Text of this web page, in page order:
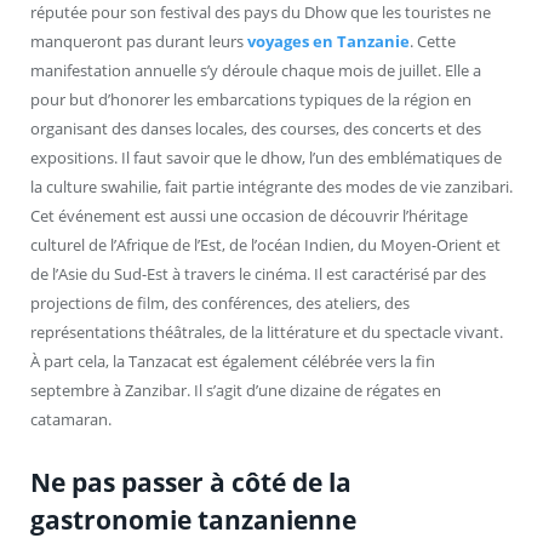
réputée pour son festival des pays du Dhow que les touristes ne
manqueront pas durant leursvoyages en Tanzanie. Cette
manifestation annuelle s’y déroule chaque mois de juillet. Elle a
pour but d’honorer les embarcations typiques de la région en
organisant des danses locales, des courses, des concerts et des
expositions. Il faut savoir que le dhow, l’un des emblématiques de
la culture swahilie, fait partie intégrante des modes de vie zanzibari.
Cet événement est aussi une occasion de découvrir l’héritage
culturel de l’Afrique de l’Est, de l’océan Indien, du Moyen-Orient et
de l’Asie du Sud-Est à travers le cinéma. Il est caractérisé par des
projections de film, des conférences, des ateliers, des
représentations théâtrales, de la littérature et du spectacle vivant.
À part cela, la Tanzacat est également célébrée vers la fin
septembre à Zanzibar. Il s’agit d’une dizaine de régates en
catamaran.
Ne pas passer à côté de la
gastronomie tanzanienne